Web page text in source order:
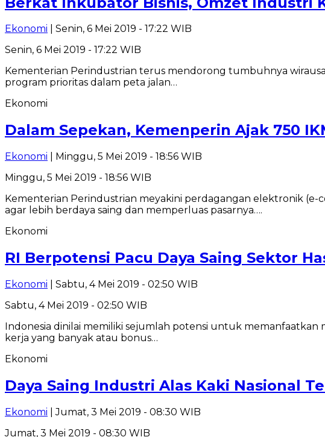
Ekonomi | Senin, 6 Mei 2019 - 17:22 WIB
Senin, 6 Mei 2019 - 17:22 WIB
Kementerian Perindustrian terus mendorong tumbuhnya
program prioritas dalam peta jalan…
Ekonomi
Dalam Sepekan, Kemenperin Ajak 750
Ekonomi | Minggu, 5 Mei 2019 - 18:56 WIB
Minggu, 5 Mei 2019 - 18:56 WIB
Kementerian Perindustrian meyakini perdagangan elektronik
agar lebih berdaya saing dan memperluas pasarnya….
Ekonomi
RI Berpotensi Pacu Daya Saing Sektor
Ekonomi | Sabtu, 4 Mei 2019 - 02:50 WIB
Sabtu, 4 Mei 2019 - 02:50 WIB
Indonesia dinilai memiliki sejumlah potensi untuk
kerja yang banyak atau bonus…
Ekonomi
Daya Saing Industri Alas Kaki Nasional
Ekonomi | Jumat, 3 Mei 2019 - 08:30 WIB
Jumat, 3 Mei 2019 - 08:30 WIB